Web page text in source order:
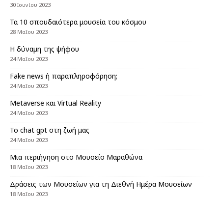
30 Ιουνίου 2023
Τα 10 σπουδαιότερα μουσεία του κόσμου
28 Μαΐου 2023
Η δύναμη της ψήφου
24 Μαΐου 2023
Fake news ή παραπληροφόρηση;
24 Μαΐου 2023
Metaverse και Virtual Reality
24 Μαΐου 2023
Το chat gpt στη ζωή μας
24 Μαΐου 2023
Μια περιήγηση στο Μουσείο Μαραθώνα
18 Μαΐου 2023
Δράσεις των Μουσείων για τη Διεθνή Ημέρα Μουσείων
18 Μαΐου 2023